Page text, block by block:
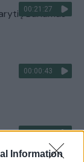
Information
00:21:27
į Bahamas“
00:00:43
00:02:16